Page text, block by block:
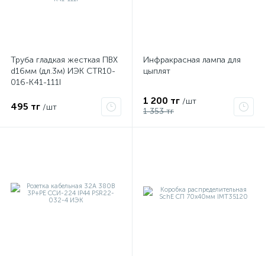
Труба гладкая жесткая ПВХ
d16мм (дл.3м) ИЭК CTR10-
016-K41-111I
495 тг /шт
Инфракрасная лампа для
цыплят
1 200 тг /шт
1 353 тг